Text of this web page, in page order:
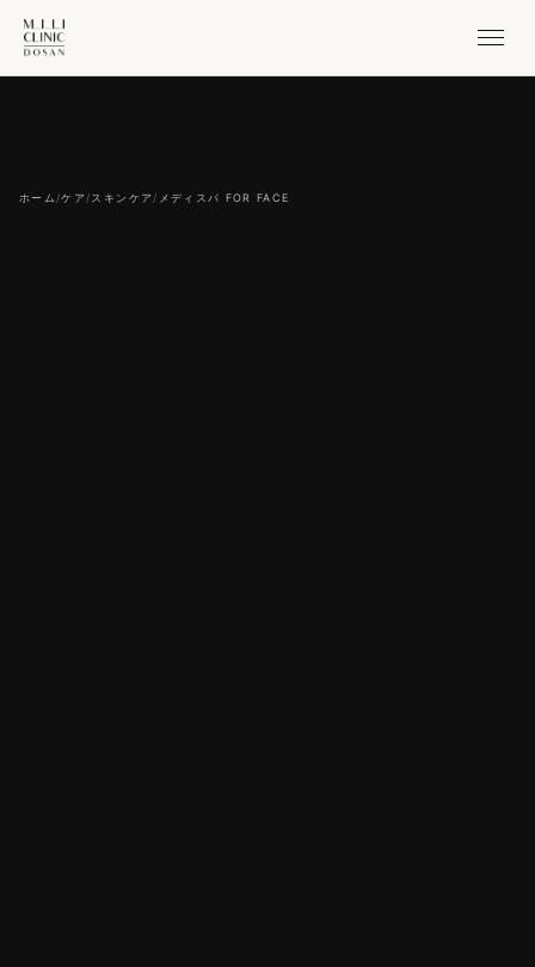
ホーム /ケア/スキンケア/ メディスパ FOR FACE